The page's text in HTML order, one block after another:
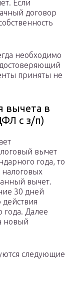
Если
договор
необходимо
приняты не
вычета в
с з/п)
вычет
года, то
вычет.
30 дней
действия
года. Далее
новый
следующие